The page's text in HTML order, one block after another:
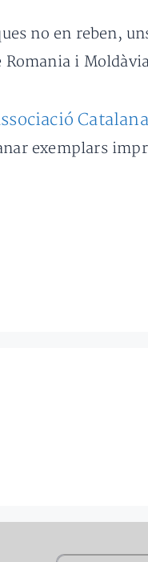
no en reben,
Romania i
exemplars